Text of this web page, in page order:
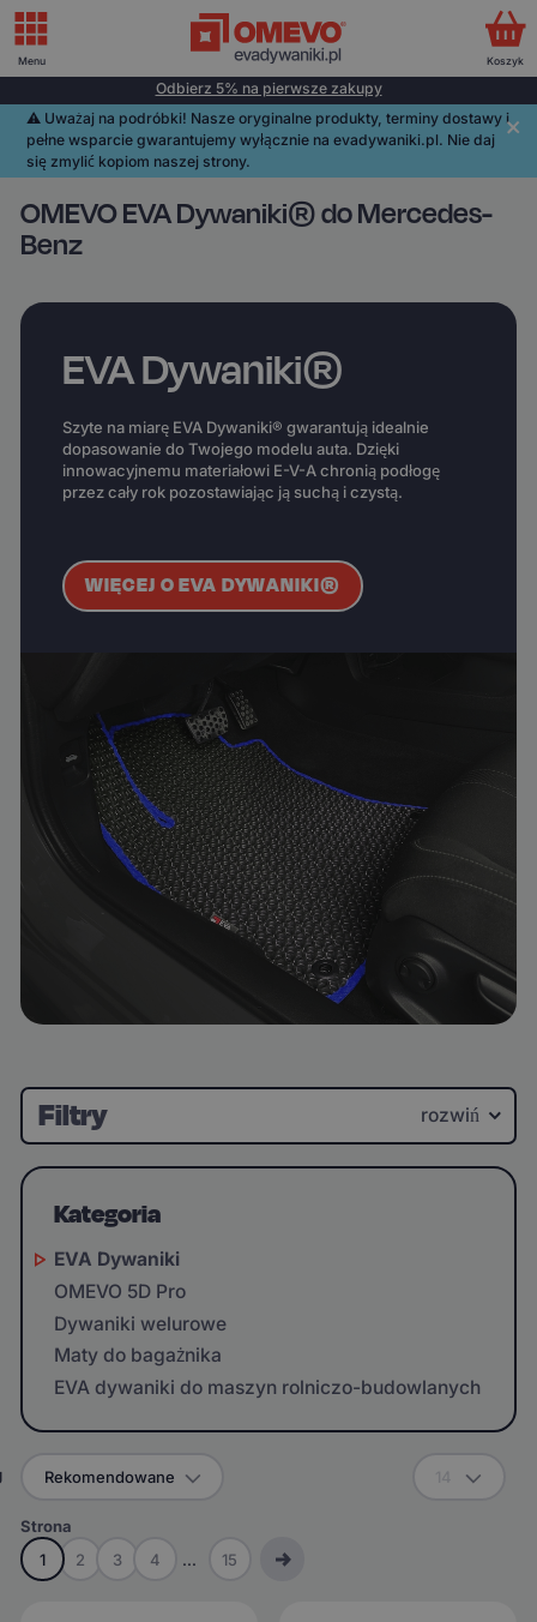
Odbierz 5% na pierwsze zakupy
⚠️️ Uważaj na podróbki! Nasze oryginalne produkty, terminy dostawy i
pełne wsparcie gwarantujemy wyłącznie na evadywaniki.pl. Nie daj
się zmylić kopiom naszej strony.
OMEVO EVA Dywaniki® do Mercedes-
Benz
EVA Dywaniki®
Szyte na miarę EVA Dywaniki® gwarantują idealnie
dopasowanie do Twojego modelu auta. Dzięki
innowacyjnemu materiałowi E-V-A chronią podłogę
przez cały rok pozostawiając ją suchą i czystą.
WIĘCEJ O EVA DYWANIKI®
Filtry rozwiń
Kategoria
EVA Dywaniki
OMEVO 5D Pro
Dywaniki welurowe
Maty do bagażnika
EVA dywaniki do maszyn rolniczo-budowlanych
Strona
1
2 3 4 ... 15
Rekomendowane
Menu Koszyk